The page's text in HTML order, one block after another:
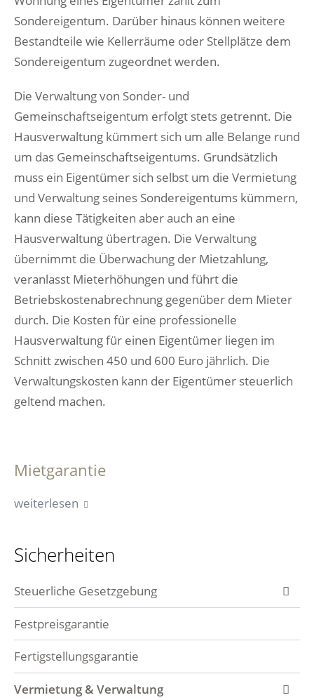
Sondereigentum. Darüber hinaus können weitere
Bestandteile wie Kellerräume oder Stellplätze dem
Sondereigentum zugeordnet werden.
Die Verwaltung von Sonder- und
Gemeinschaftseigentum erfolgt stets getrennt. Die
Hausverwaltung kümmert sich um alle Belange rund
um das Gemeinschaftseigentums. Grundsätzlich
muss ein Eigentümer sich selbst um die Vermietung
und Verwaltung seines Sondereigentums kümmern,
kann diese Tätigkeiten aber auch an eine
Hausverwaltung übertragen. Die Verwaltung
übernimmt die Überwachung der Mietzahlung,
veranlasst Mieterhöhungen und führt die
Betriebskostenabrechnung gegenüber dem Mieter
durch. Die Kosten für eine professionelle
Hausverwaltung für einen Eigentümer liegen im
Schnitt zwischen 450 und 600 Euro jährlich. Die
Verwaltungskosten kann der Eigentümer steuerlich
geltend machen.
Mietgarantie
weiterlesen
Sicherheiten
Steuerliche Gesetzgebung
Steuern-Immobilien
Festpreisgarantie
Fertigstellungsgarantie
Vermietung & Verwaltung